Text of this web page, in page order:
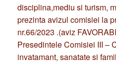
disciplina,mediu si turism,
prezinta avizul comisiei la
nr.66/2023 .(aviz
Presedintele Comisiei III –
invatamant, sanatate si